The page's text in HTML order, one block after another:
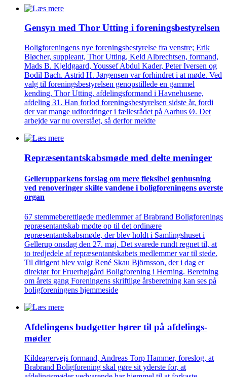
Gensyn med Thor Utting i forenings­bestyrelsen
Boligforeningens nye foreningsbestyrelse fra venstre; Erik
Bløcher, suppleant, Thor Utting, Keld Albrechtsen, formand,
Mads B. Kjeldgaard, Youssef Abdul Kader, Peter Iversen og
Bodil Bach. Astrid H. Jørgensen var forhindret i at møde. Ved
valg til foreningsbestyrelsen genopstillede en gammel
kending, Thor Utting, afdelingsformand i Havnehusene,
afdeling 31. Han forlod foreningsbestyrelsen sidste år, fordi
der var mange udfordringer i fællesrådet på Aarhus Ø. Det
arbejde var nu overstået, så derfor meldte
Repræsentant­skabs­møde med delte meninger
Gellerup­parkens forslag om mere fleksibel genhusning
ved renove­ringer skilte vandene i bolig­foreningens øverste
organ
67 stemmeberettigede medlemmer af Brabrand Boligforenings
repræsentantskab mødte op til det ordinære
repræsentantskabsmøde, der blev holdt i Samlingshuset i
Gellerup onsdag den 27. maj. Det svarede rundt regnet til, at
to tredjedele af repræsentantskabets medlemmer var til stede.
Til dirigent blev valgt René Skau Björnsson, der i dag er
direktør for Fruerhøjgård Boligforening i Herning. Beretning
om årets gang Foreningens skriftlige årsberetning kan ses på
boligforeningens hjemmeside
Afdelingens budgetter hører til på afdelings­
møder
Kildeagervejs formand, Andreas Torp Hammer, foreslog, at
Brabrand Boligforening skal gøre sit yderste for, at